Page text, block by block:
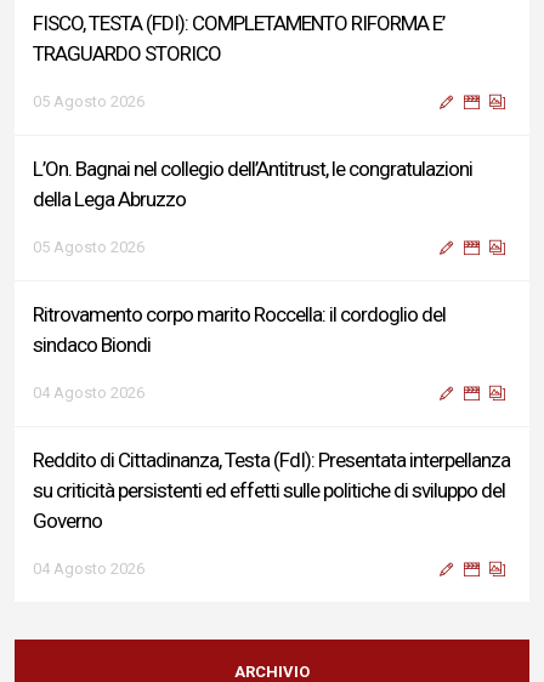
FISCO, TESTA (FDI): COMPLETAMENTO RIFORMA E’
TRAGUARDO STORICO
05 Agosto 2026
L’On. Bagnai nel collegio dell’Antitrust, le congratulazioni
della Lega Abruzzo
05 Agosto 2026
Ritrovamento corpo marito Roccella: il cordoglio del
sindaco Biondi
04 Agosto 2026
Reddito di Cittadinanza, Testa (FdI): Presentata interpellanza
su criticità persistenti ed effetti sulle politiche di sviluppo del
Governo
04 Agosto 2026
Sigismondi, Liris e Testa: “Profondo cordoglio e vicinanza al
Ministro Roccella e alla sua famiglia”
ARCHIVIO